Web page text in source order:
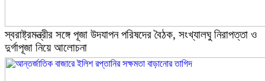
স্বরাষ্ট্রমন্ত্রীর সঙ্গে পূজা উদযাপন পরিষদের বৈঠক, সংখ্যালঘু নিরাপত্তা ও
দুর্গাপূজা নিয়ে আলোচনা